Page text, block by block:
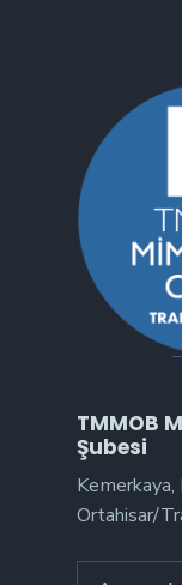
TMMOB
Şubesi
Ortahisar/